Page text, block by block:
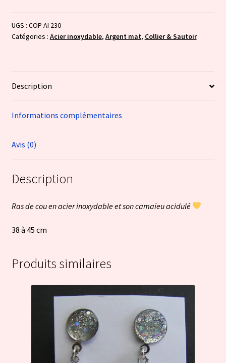
UGS : COP AI 230
Catégories : Acier inoxydable, Argent mat, Collier & Sautoir
Description
Informations complémentaires
Avis (0)
Description
Ras de cou en acier inoxydable et son camaïeu acidulé
38 à 45 cm
Produits similaires